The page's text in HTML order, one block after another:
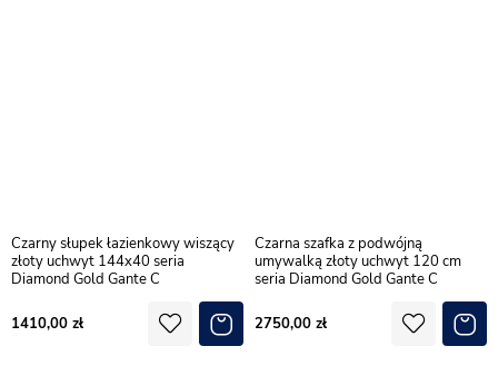
Czarny słupek łazienkowy wiszący
złoty uchwyt 144x40 seria
Diamond Gold Gante C
1410,00
Czarna szafka z podwójną
umywalką złoty uchwyt 120 cm
seria Diamond Gold Gante C
2750,00